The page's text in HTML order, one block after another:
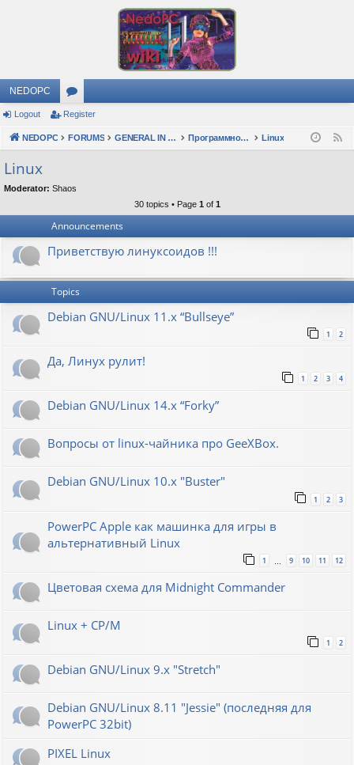
NEDOPC
or
u
s
Logout Register
NEDOPC FORUMS GENERAL IN RUSSIAN Программное обеспечение Linux
Linux
Moderator: Shaos
30 topics • Page 1 of 1
Announcements
Приветствую линуксоидов !!!
Topics
Debian GNU/Linux 11.x “Bullseye”
1 2
Да, Линух рулит!
1 2 3 4
Debian GNU/Linux 14.x “Forky”
Вопросы от linux-чайника про GeeXBox.
Debian GNU/Linux 10.x "Buster"
1 2 3
PowerPC Apple как машинка для игры в
альтернативный Linux
1 9 10 11 12
Цветовая схема для Midnight Commander
Linux + CP/M
1 2
Debian GNU/Linux 9.x "Stretch"
Debian GNU/Linux 8.11 "Jessie" (последняя для
PowerPC 32bit)
PIXEL Linux